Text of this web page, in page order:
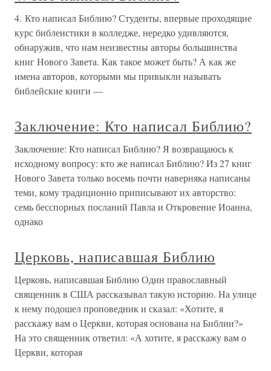
4. Кто написал Библию? Студенты, впервые проходящие
курс библеистики в колледже, нередко удивляются,
обнаружив, что нам неизвестны авторы большинства
книг Нового Завета. Как такое может быть? А как же
имена авторов, которыми мы привыкли называть
библейские книги —
Заключение: Кто написал Библию?
Заключение: Кто написал Библию? Я возвращаюсь к
исходному вопросу: кто же написал Библию? Из 27 книг
Нового Завета только восемь почти наверняка написаны
теми, кому традиционно приписывают их авторство:
семь бесспорных посланий Павла и Откровение Иоанна,
однако
Церковь, написавшая Библию
Церковь, написавшая Библию Один православный
священник в США рассказывал такую историю. На улице
к нему подошел проповедник и сказал: «Хотите, я
расскажу вам о Церкви, которая основана на Библии?»
На это священник ответил: «А хотите, я расскажу вам о
Церкви, которая